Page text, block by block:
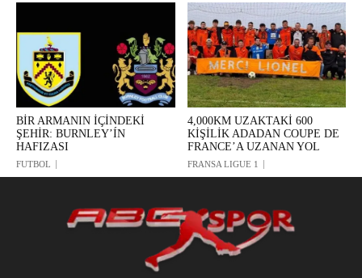
BİR ARMANIN İÇİNDEKİ
ŞEHİR: BURNLEY’ÍN
HAFIZASI
FUTBOL
4,000KM UZAKTAKİ 600
KİŞİLİK ADADAN COUPE DE
FRANCE’A UZANAN YOL
FRANSA LIGUE 1